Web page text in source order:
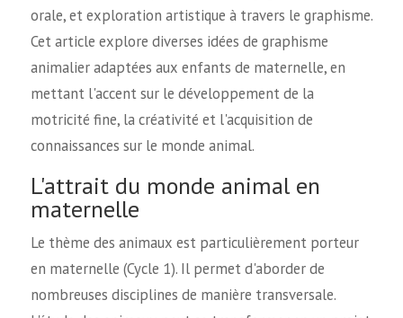
orale, et exploration artistique à travers le graphisme.
Cet article explore diverses idées de graphisme
animalier adaptées aux enfants de maternelle, en
mettant l'accent sur le développement de la
motricité fine, la créativité et l'acquisition de
connaissances sur le monde animal.
L'attrait du monde animal en
maternelle
Le thème des animaux est particulièrement porteur
en maternelle (Cycle 1). Il permet d'aborder de
nombreuses disciplines de manière transversale.